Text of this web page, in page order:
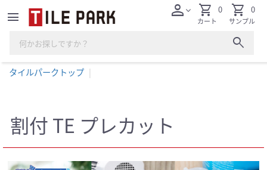
menu
search
personexpand_more shopping_cart
カート
0 shopping_cart
サンプル
0
タイルパークトップ
割付 TE プレカット